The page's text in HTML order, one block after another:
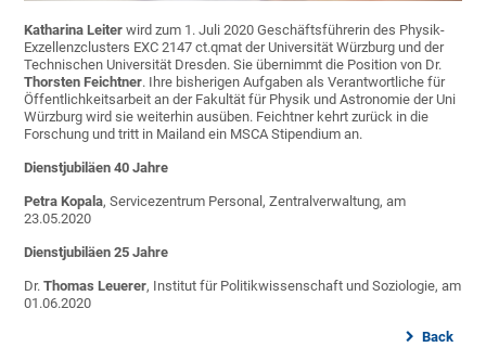
Katharina Leiter wird zum 1. Juli 2020 Geschäftsführerin des Physik-
Exzellenzclusters EXC 2147 ct.qmat der Universität Würzburg und der
Technischen Universität Dresden. Sie übernimmt die Position von Dr.
Thorsten Feichtner. Ihre bisherigen Aufgaben als Verantwortliche für
Öffentlichkeitsarbeit an der Fakultät für Physik und Astronomie der Uni
Würzburg wird sie weiterhin ausüben. Feichtner kehrt zurück in die
Forschung und tritt in Mailand ein MSCA Stipendium an.
Dienstjubiläen 40 Jahre
Petra Kopala, Servicezentrum Personal, Zentralverwaltung, am
23.05.2020
Dienstjubiläen 25 Jahre
Dr.Thomas Leuerer, Institut für Politikwissenschaft und Soziologie, am
01.06.2020
Back